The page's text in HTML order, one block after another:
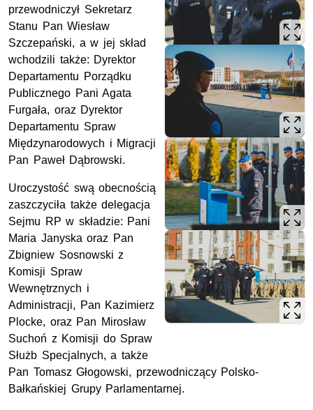
przewodniczył Sekretarz
Stanu Pan Wiesław
Szczepański, a w jej skład
wchodzili także: Dyrektor
Departamentu Porządku
Publicznego Pani Agata
Furgała, oraz Dyrektor
Departamentu Spraw
Międzynarodowych i Migracji
Pan Paweł Dąbrowski.
Uroczystość swą obecnością
zaszczyciła także delegacja
Sejmu RP w składzie: Pani
Maria Janyska oraz Pan
Zbigniew Sosnowski z
Komisji Spraw
Wewnętrznych i
Administracji, Pan Kazimierz
Plocke, oraz Pan Mirosław
Suchoń z Komisji do Spraw
Służb Specjalnych, a także
Pan Tomasz Głogowski, przewodniczący Polsko-
Bałkańskiej Grupy Parlamentarnej.